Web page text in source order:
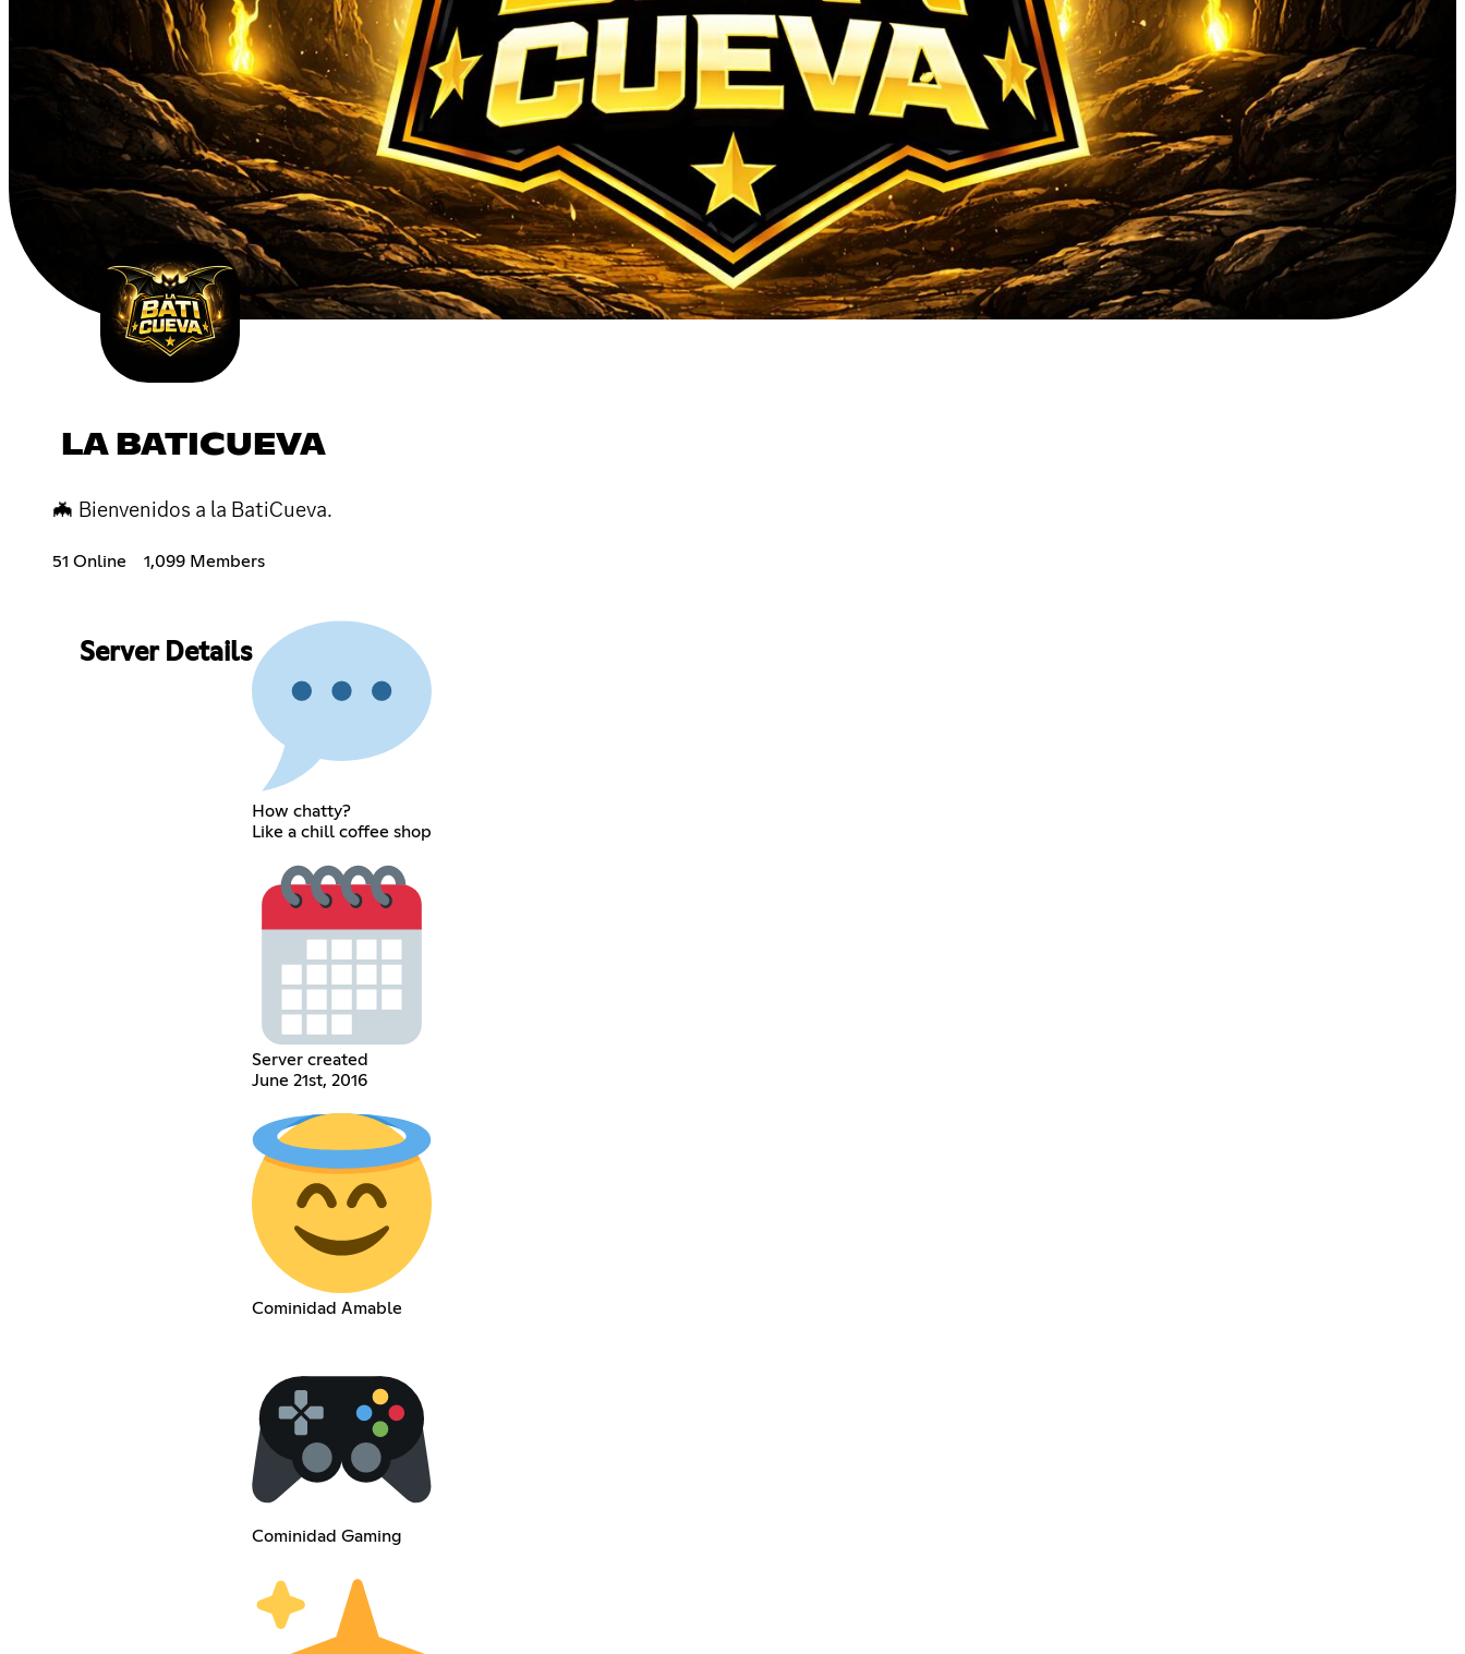
LA BATICUEVA
🦇 Bienvenidos a la BatiCueva.
51 Online 1,099 Members
Server Details
How chatty?
Like a chill coffee shop
Server created
June 21st, 2016
Cominidad Amable
Cominidad Gaming